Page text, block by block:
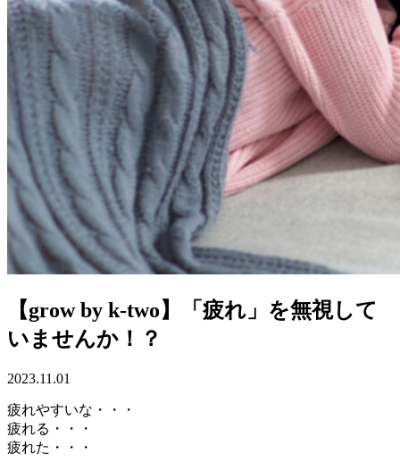
【grow by k-two】「疲れ」を無視して
いませんか！？
2023.11.01
疲れやすいな・・・
疲れる・・・
疲れた・・・